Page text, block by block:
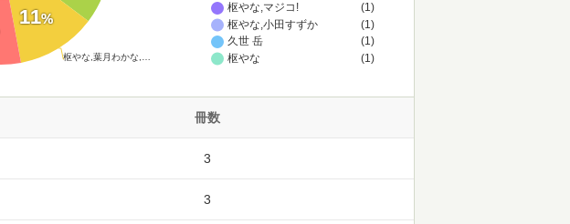
枢やな,マジコ!
(1)
枢やな,小田すずか
(1)
久世 岳
(1)
枢やな
(1)
11%
枢やな,葉月わかな,…
冊数
3
3